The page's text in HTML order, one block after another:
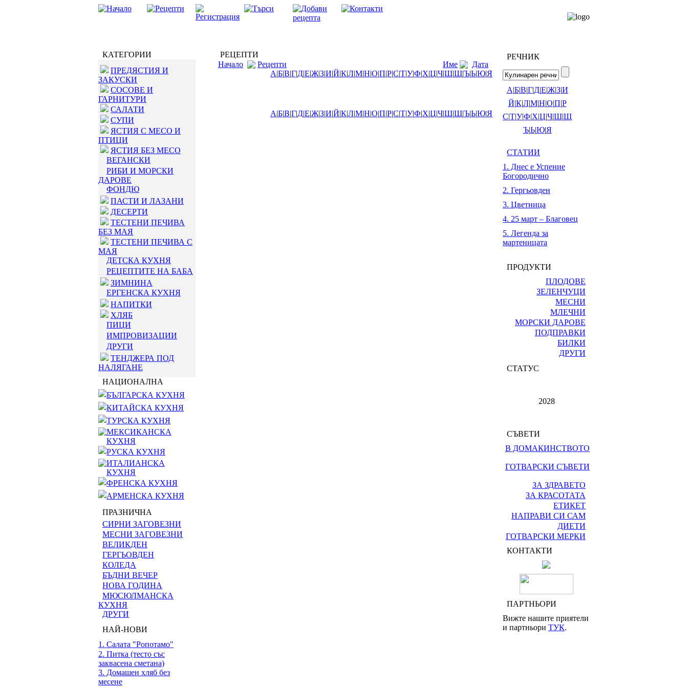
КАТЕГОРИИ
ПРЕДЯСТИЯ И
ЗАКУСКИ
СОСОВЕ И
ГАРНИТУРИ
САЛАТИ
СУПИ
ЯСТИЯ С МЕСО И
ПТИЦИ
ЯСТИЯ БЕЗ МЕСО
ВЕГАНСКИ
РИБИ И МОРСКИ
ДАРОВЕ
ФОНДЮ
ПАСТИ И ЛАЗАНИ
ДЕСЕРТИ
ТЕСТЕНИ ПЕЧИВА
БЕЗ МАЯ
ТЕСТЕНИ ПЕЧИВА С
МАЯ
ДЕТСКА КУХНЯ
РЕЦЕПТИТЕ НА БАБА
ЗИМНИНА
ЕРГЕНСКА КУХНЯ
НАПИТКИ
ХЛЯБ
ПИЦИ
ИМПРОВИЗАЦИИ
ДРУГИ
ТЕНДЖЕРА ПОД
НАЛЯГАНЕ
НАЦИОНАЛНА
БЪЛГАРСКА КУХНЯ
КИТАЙСКА КУХНЯ
ТУРСКА КУХНЯ
МЕКСИКАНСКА
КУХНЯ
РУСКА КУХНЯ
ИТАЛИАНСКА
КУХНЯ
ФРЕНСКА КУХНЯ
АРМЕНСКА КУХНЯ
ПРАЗНИЧНА
СИРНИ ЗАГОВЕЗНИ
МЕСНИ ЗАГОВЕЗНИ
ВЕЛИКДЕН
ГЕРГЬОВДЕН
КОЛЕДА
БЪДНИ ВЕЧЕР
НОВА ГОДИНА
МЮСЮЛМАНСКА
КУХНЯ
ДРУГИ
НАЙ-НОВИ
1. Салата "Ропотамо"
2. Питка (тесто със
заквасена сметана)
3. Домашен хляб без
месене
РЕЦЕПТИ
Начало
Рецепти Име
Дата
А|Б|В|Г|Д|Е|Ж|З|И|Й|К|Л|М|Н|О|П|Р|С|Т|У|Ф|Х|Ц|Ч|Ш|Щ|Ъ|Ь|Ю|Я
А|Б|В|Г|Д|Е|Ж|З|И|Й|К|Л|М|Н|О|П|Р|С|Т|У|Ф|Х|Ц|Ч|Ш|Щ|Ъ|Ь|Ю|Я
РЕЧНИК
А|Б|В|Г|Д|Е|Ж|З|И
Й|К|Л|М|Н|О|П|Р
С|Т|У|Ф|Х|Ц|Ч|Ш|Щ
Ъ|Ь|Ю|Я
СТАТИИ
1. Днес е Успение
Богородично
2. Гергьовден
3. Цветница
4. 25 март – Благовец
5. Легенда за
мартеницата
ПРОДУКТИ
ПЛОДОВЕ
ЗЕЛЕНЧУЦИ
МЕСНИ
МЛЕЧНИ
МОРСКИ ДАРОВЕ
ПОДПРАВКИ
БИЛКИ
ДРУГИ
СТАТУС
2028
СЪВЕТИ
В ДОМАКИНСТВОТО
ГОТВАРСКИ СЪВЕТИ
ЗА ЗДРАВЕТО
ЗА КРАСОТАТА
ЕТИКЕТ
НАПРАВИ СИ САМ
ДИЕТИ
ГОТВАРСКИ МЕРКИ
КОНТАКТИ
ПАРТНЬОРИ
Вижте нашите приятели
и партньори ТУК.